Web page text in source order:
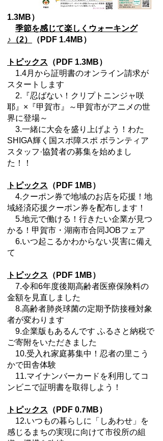
1.3MB）
季節を感じて楽しくウォーキング
♪（2）
（PDF 1.4MB）
トピックス （PDF 1.3MB）
1.4月から証明書のオンライン請求が
スタートします
2.『忍ばない！クリプトニンジャ咲
耶』×『甲賀市』～甲賀市がアニメの世
界に登場～
3.一緒に大会を盛り上げよう！わた
SHIGA輝く国スポ障スポ ボランティア
スタッフ·協賛者の募集を始めまし
た！！
トピックス （PDF 1MB）
4.クーポン券で地域のお店を応援！地
域経済応援クーポン券を配布します！
5.地元で働ける！行きたい企業が見つ
かる！甲賀市・湖南市合同JOBフェア
6.いつ起こるかわからない災害に備え
て
トピックス （PDF 1MB）
7.令和6年度後期高齢者医療保険料の
金額を見直しました
8.高齢者肺炎球菌の定期予防接種対象
者が変わります
9.企業版もあるんです ふるさと納税で
ご寄附をいただきました
10.受入れ家庭募集中！忍者の里こう
かで田舎体験
11.マイナンバーカードを利用してコ
ンビニで証明書を取得しよう！
トピックス （PDF 0.7MB）
12.いつもの暮らしに「しあわせ」を
感じるまちの実現に向けて市役所の組